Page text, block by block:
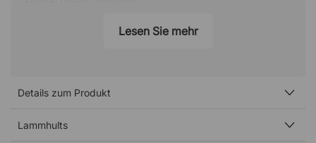
Zwei Höhen für verschiedene Zwecke
Sie einen Tisch möchten, an dem Sie auch im Sitzen auf
etwas höhere Variante (66 cm).
Lesen Sie mehr
Details zum Produkt
Lammhults